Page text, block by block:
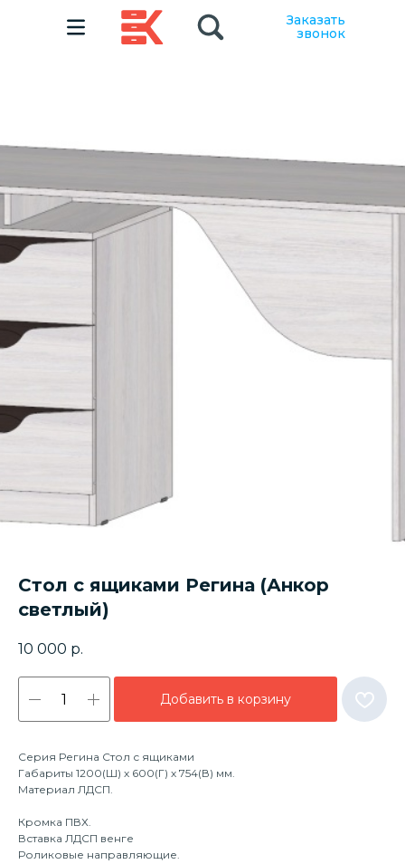
Заказать
звонок
Стол с ящиками Регина (Анкор
светлый)
10 000 р.
Добавить в корзину
Серия Регина Стол с ящиками
Габариты 1200(Ш) х 600(Г) х 754(В) мм.
Материал ЛДСП.
Кромка ПВХ.
Вставка ЛДСП венге
Роликовые направляющие.